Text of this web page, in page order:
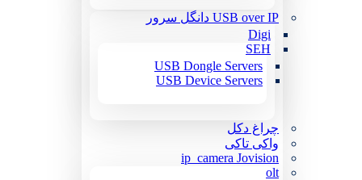
USB over IP دانگل سرور
Digi
SEH
USB Dongle Servers
USB Device Servers
چراغ دکل
واکی تاکی
ip_camera Jovision
olt